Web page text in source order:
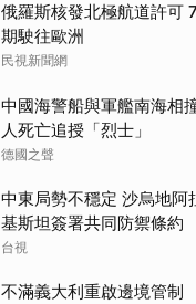
俄羅斯核發北極航道許可
期駛往歐洲
民視新聞網
中國海警船與軍艦南海相
人死亡追授「烈士」
德國之聲
中東局勢不穩定 沙烏地阿
基斯坦簽署共同防禦條約
台視
不滿義大利重啟邊境管